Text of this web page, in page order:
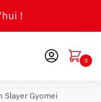
!
0
Slayer Gyomei